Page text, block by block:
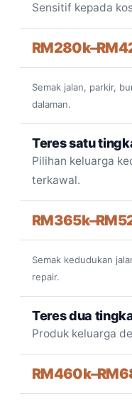
Sensitif kepada
Semak jalan, parkir,
dalaman.
Teres satu
Pilihan keluarga
terkawal.
Semak kedudukan
repair.
Teres dua
Produk keluarga